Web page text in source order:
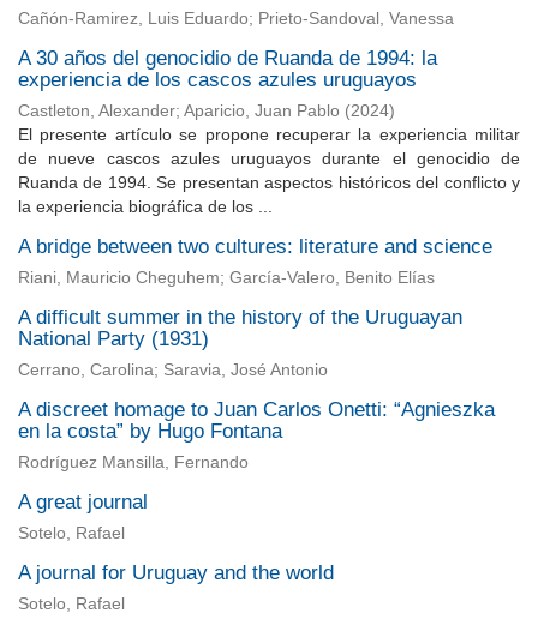
Cañón-Ramirez, Luis Eduardo; Prieto-Sandoval, Vanessa
A 30 años del genocidio de Ruanda de 1994: la
experiencia de los cascos azules uruguayos
Castleton, Alexander; Aparicio, Juan Pablo (2024)
El presente artículo se propone recuperar la experiencia militar
de nueve cascos azules uruguayos durante el genocidio de
Ruanda de 1994. Se presentan aspectos históricos del conflicto y
la experiencia biográfica de los ...
A bridge between two cultures: literature and science
Riani, Mauricio Cheguhem; García-Valero, Benito Elías
A difficult summer in the history of the Uruguayan
National Party (1931)
Cerrano, Carolina; Saravia, José Antonio
A discreet homage to Juan Carlos Onetti: “Agnieszka
en la costa” by Hugo Fontana
Rodríguez Mansilla, Fernando
A great journal
Sotelo, Rafael
A journal for Uruguay and the world
Sotelo, Rafael